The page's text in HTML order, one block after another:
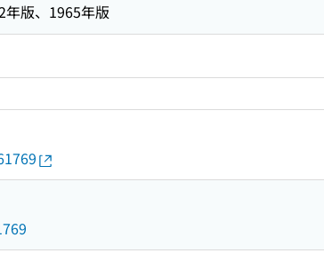
年版、1965年版